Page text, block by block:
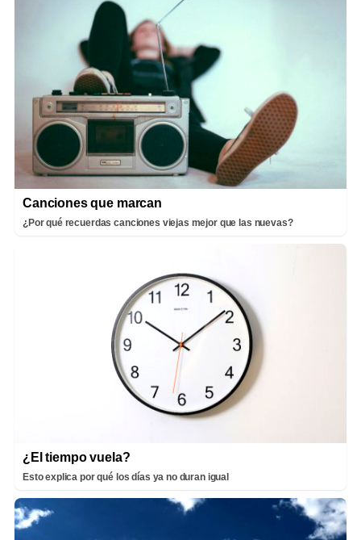
Canciones que marcan
¿Por qué recuerdas canciones viejas mejor que las nuevas?
¿El tiempo vuela?
Esto explica por qué los días ya no duran igual